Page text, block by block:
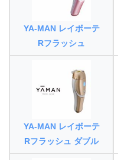
YA-MAN レイボーテ
Rフラッシュ
YA-MAN レイボーテ
Rフラッシュ ダブル